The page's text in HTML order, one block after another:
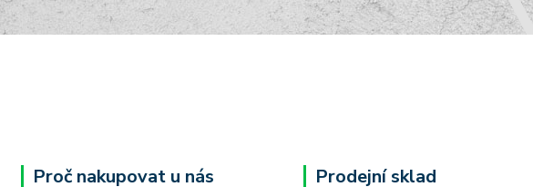
Proč nakupovat u nás Prodejní sklad